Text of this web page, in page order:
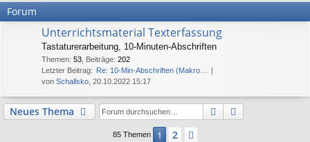
ug
Forum
Unterrichtsmaterial Texterfassung
Tastaturerarbeitung, 10-Minuten-Abschriften
Themen: 53 Beiträge: 202
Letzter Beitrag: Re: 10-Min-Abschriften (Makro…
von Schallsko , 20.10.2022 15:17
Neues Thema Suche
85 Themen 1 2